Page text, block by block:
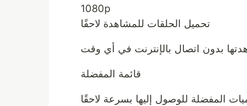
1080p
تحميل الحلقات للمشاهدة لاحقًا
قائمة المفضلة